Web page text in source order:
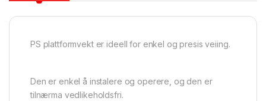
PS plattformvekt er ideell for enkel og presis veiing.
Den er enkel å instalere og operere, og den er
tilnærma vedlikeholdsfri.